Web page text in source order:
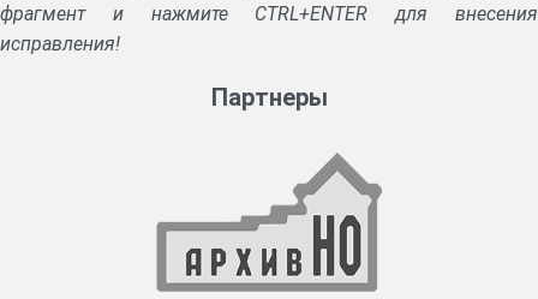
фрагмент и нажмите CTRL+ENTER для внесения
исправления!
Партнеры